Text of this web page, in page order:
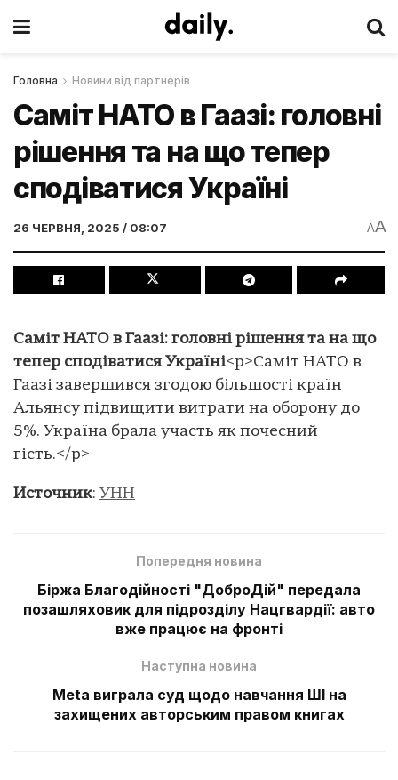
Головна Новини від партнерів
Саміт НАТО в Гаазі: головні
рішення та на що тепер
сподіватися Україні
26 ЧЕРВНЯ, 2025 / 08:07 AA
Саміт НАТО в Гаазі: головні рішення та на що
тепер сподіватися Україні<p>Саміт НАТО в
Гаазі завершився згодою більшості країн
Альянсу підвищити витрати на оборону до
5%. Україна брала участь як почесний
гість.</p>
Источник: УНН
Попередня новина
Біржа Благодійності "ДоброДій" передала
позашляховик для підрозділу Нацгвардії: авто
вже працює на фронті
Наступна новина
Meta виграла суд щодо навчання ШІ на
захищених авторським правом книгах